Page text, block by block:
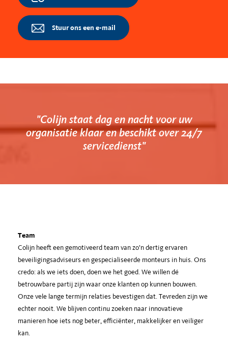
Stuur ons een e-mail
"Colijn staat dag en nacht voor uw
organisatie klaar en beschikt over 24/7
servicedienst"
Team
Colijn heeft een gemotiveerd team van zo’n dertig ervaren
beveiligingsadviseurs en gespecialiseerde monteurs in huis. Ons
credo: als we iets doen, doen we het goed. We willen dé
betrouwbare partij zijn waar onze klanten op kunnen bouwen.
Onze vele lange termijn relaties bevestigen dat. Tevreden zijn we
echter nooit. We blijven continu zoeken naar innovatieve
manieren hoe iets nog beter, efficiënter, makkelijker en veiliger
kan.